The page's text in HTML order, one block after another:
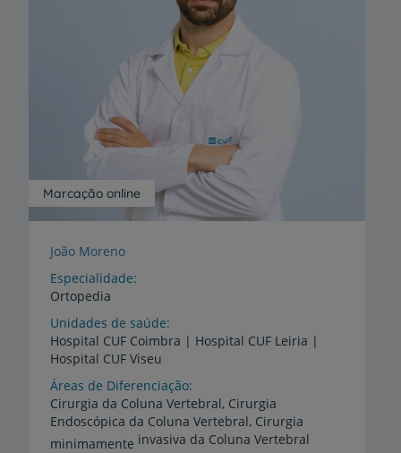
Marcação online
João Moreno
Especialidade
Ortopedia
Unidades de saúde
Hospital CUF Coimbra | Hospital CUF Leiria |
Hospital CUF Viseu
Áreas de Diferenciação
Cirurgia da Coluna Vertebral, Cirurgia
Endoscópica da Coluna Vertebral, Cirurgia
minimamente invasiva da Coluna Vertebral